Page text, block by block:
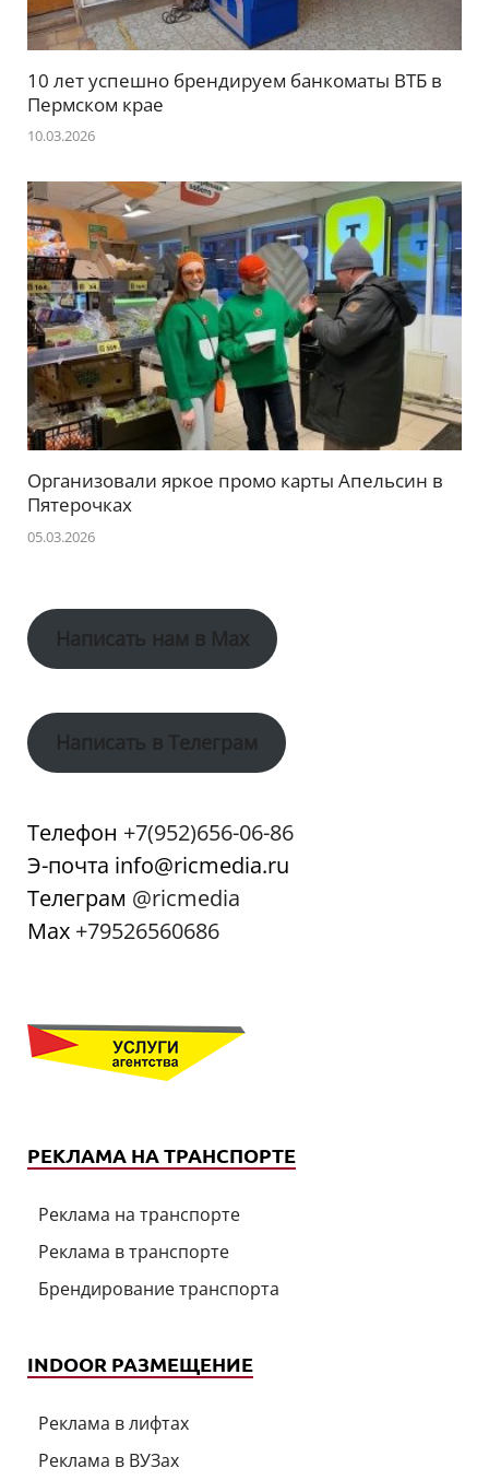
10 лет успешно брендируем банкоматы ВТБ в
Пермском крае
10.03.2026
Организовали яркое промо карты Апельсин в
Пятерочках
05.03.2026
Написать нам в Max
Написать в Телеграм
Телефон +7(952)656-06-86
Э-почта info@ricmedia.ru
Телеграм @ricmedia
Мах +79526560686
РЕКЛАМА НА ТРАНСПОРТЕ
Реклама на транспорте
Реклама в транспорте
Брендирование транспорта
INDOOR РАЗМЕЩЕНИЕ
Реклама в лифтах
Реклама в ВУЗах